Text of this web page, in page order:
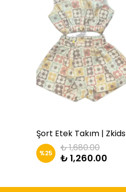
Şort Etek Takım | Zkids
%25 ₺ 1,680.00
₺ 1,260.00